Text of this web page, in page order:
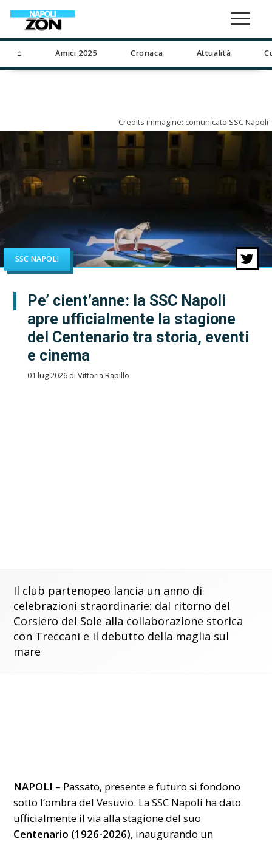
⌂ Amici 2025 Cronaca Attualità
Credits immagine: comunicato SSC Napoli
SSC NAPOLI
Pe’ cient’anne: la SSC Napoli
apre ufficialmente la stagione
del Centenario tra storia, eventi
e cinema
01 lug 2026 di Vittoria Rapillo
Il club partenopeo lancia un anno di
celebrazioni straordinarie: dal ritorno del
Corsiero del Sole alla collaborazione storica
con Treccani e il debutto della maglia sul
mare
NAPOLI – Passato, presente e futuro si fondono
sotto l’ombra del Vesuvio. La SSC Napoli ha dato
ufficialmente il via alla stagione del suo
Centenario (1926-2026), inaugurando un